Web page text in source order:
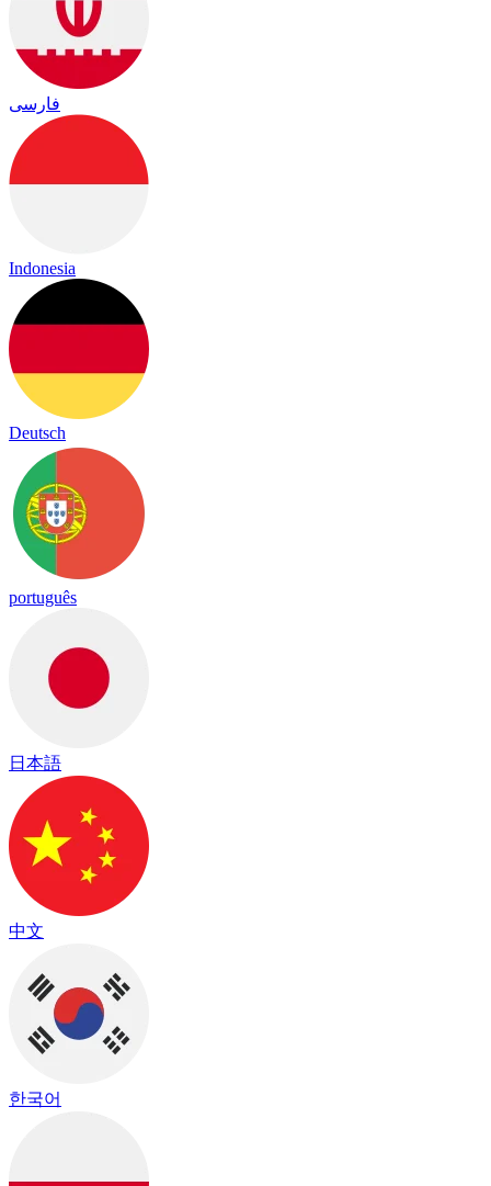
فارسی
Indonesia
Deutsch
português
日本語
中文
한국어